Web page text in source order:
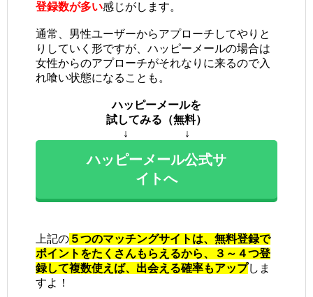
登録数が多い感じがします。
通常、男性ユーザーからアプローチしてやりと
りしていく形ですが、ハッピーメールの場合は
女性からのアプローチがそれなりに来るので入
れ喰い状態になることも。
ハッピーメールを
試してみる（無料）
↓ ↓
ハッピーメール公式サ
イトへ
上記の ５つのマッチングサイトは、無料登録で
ポイントをたくさんもらえるから、３～４つ登
録して複数使えば、出会える確率もアップしま
すよ！